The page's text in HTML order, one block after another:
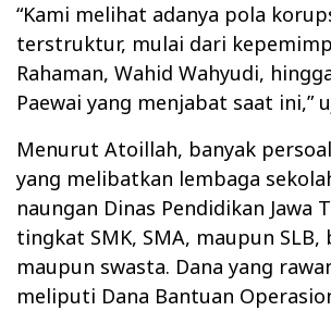
“Kami melihat adanya pola
terstruktur, mulai dari
Rahaman, Wahid Wahyudi,
Paewai yang menjabat saat ini,”
Menurut Atoillah, banyak
yang melibatkan lembaga
naungan Dinas Pendidikan Jawa
tingkat SMK, SMA, maupun SLB,
maupun swasta. Dana yang
meliputi Dana Bantuan